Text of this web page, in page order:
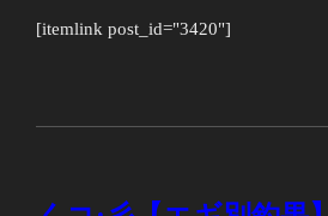
[itemlink post_id="3420"]